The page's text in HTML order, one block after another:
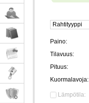
Rahtityyppi
Paino:
Tilavuus:
Pituus:
Kuormalavoja:
Lämpötila: